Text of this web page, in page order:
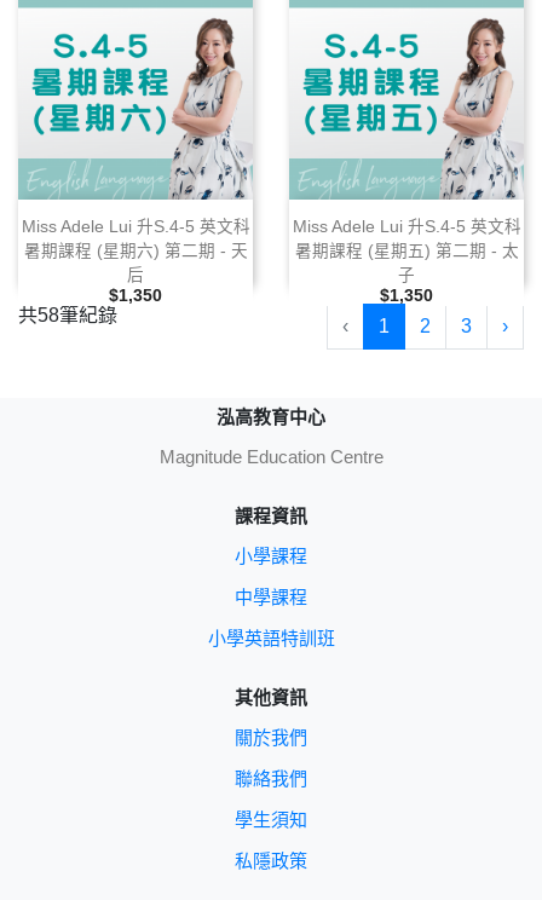
Miss Adele Lui 升S.4‑5 英文科
暑期課程 (星期六) 第二期 ‑ 天
后
售價
$1,350
Miss Adele Lui 升S.4‑5 英文科
暑期課程 (星期五) 第二期 ‑ 太
子
售價
$1,350
共58筆紀錄
‹ 1 2 3 ›
泓高教育中心
Magnitude Education Centre
課程資訊
小學課程
中學課程
小學英語特訓班
其他資訊
關於我們
聯絡我們
學生須知
私隱政策